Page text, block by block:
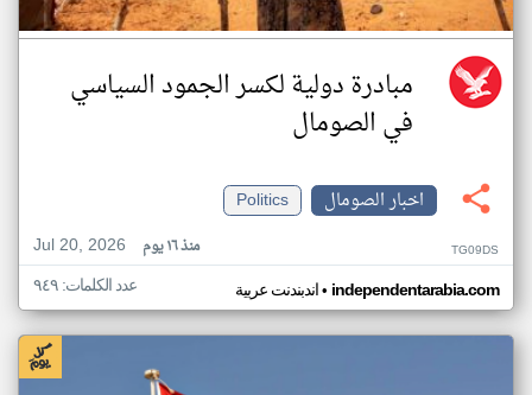
مبادرة دولية لكسر الجمود السياسي
في الصومال
اخبار الصومال
Politics
Jul 20, 2026
منذ ١٦ يوم TG09DS
اندبندنت عربية• independentarabia.com عدد الكلمات: ٩٤٩